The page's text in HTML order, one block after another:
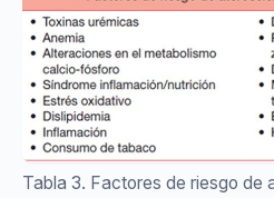
Tabla 3. Factores de riesgo de